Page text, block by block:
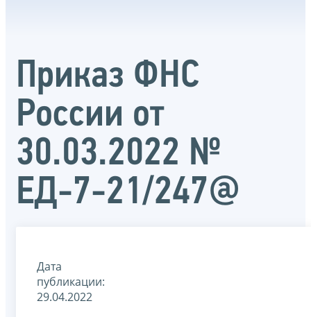
Приказ ФНС
России от
30.03.2022 №
ЕД-7-21/247@
Дата
публикации:
29.04.2022